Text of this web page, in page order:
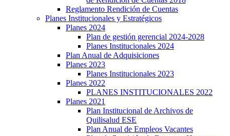
Reglamento Rendición de Cuentas
Planes Institucionales y Estratégicos
Planes 2024
Plan de gestión gerencial 2024-2028
Planes Institucionales 2024
Plan Anual de Adquisiciones
Planes 2023
Planes Institucionales 2023
Planes 2022
PLANES INSTITUCIONALES 2022
Planes 2021
Plan Institucional de Archivos de
Quilisalud ESE
Plan Anual de Empleos Vacantes